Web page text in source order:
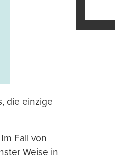
die einzige
Fall von
Weise in